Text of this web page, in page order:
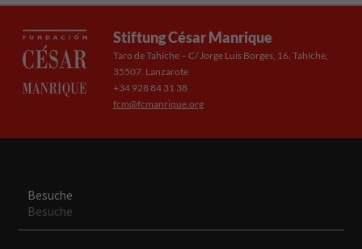
Stiftung César Manrique
Taro de Tahíche – C/ Jorge Luis Borges, 16. Tahíche,
35507. Lanzarote
+34 928 84 31 38
fcm@fcmanrique.org
Besuche
Besuche